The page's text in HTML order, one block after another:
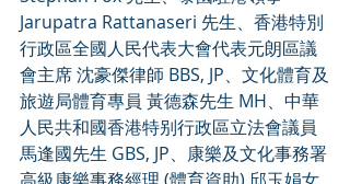
Jarupatra Rattanaseri 先生、香港特別
行政區全國人民代表大會代表元朗區議
會主席 沈豪傑律師 BBS, JP、文化體育及
旅遊局體育專員 黃德森先生 MH、中華
人民共和國香港特别行政區立法會議員
馬逢國先生 GBS, JP、康樂及文化事務署
高級康樂事務經理 (體育資助) 邱玉娟女